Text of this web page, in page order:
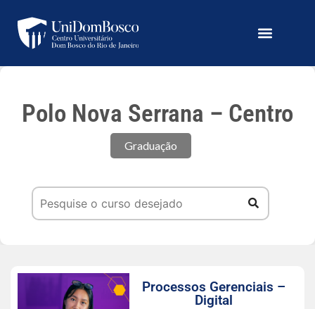
Polo Nova Serrana – Centro
Graduação
Processos Gerenciais –
Digital